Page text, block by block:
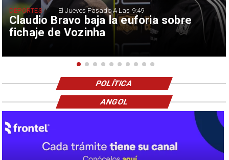
Claudio Bravo baja la euforia sobre
fichaje de Vozinha
DEPORTES El Jueves Pasado A Las 9:49
POLÍTICA
ANGOL